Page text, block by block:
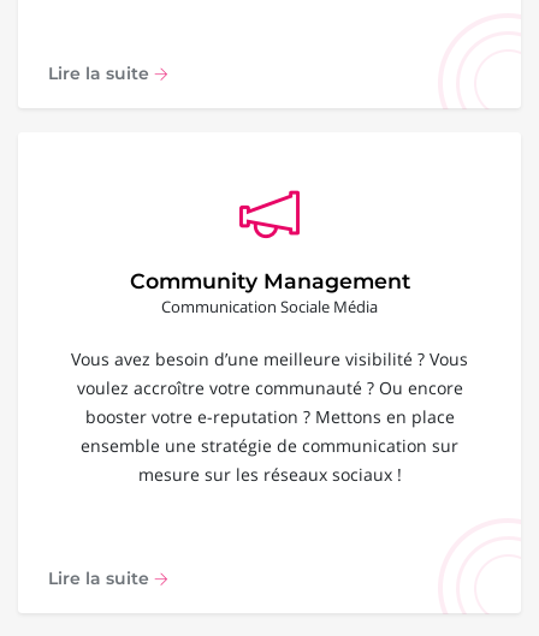
Lire la suite
Community Management
Communication Sociale Média
Vous avez besoin d’une meilleure visibilité ? Vous
voulez accroître votre communauté ? Ou encore
booster votre e-reputation ? Mettons en place
ensemble une stratégie de communication sur
mesure sur les réseaux sociaux !
Lire la suite